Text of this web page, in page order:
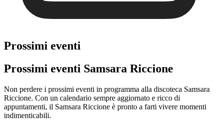
Prossimi eventi
Prossimi eventi Samsara Riccione
Non perdere i prossimi eventi in programma alla discoteca Samsara
Riccione. Con un calendario sempre aggiornato e ricco di
appuntamenti, il Samsara Riccione è pronto a farti vivere momenti
indimenticabili.